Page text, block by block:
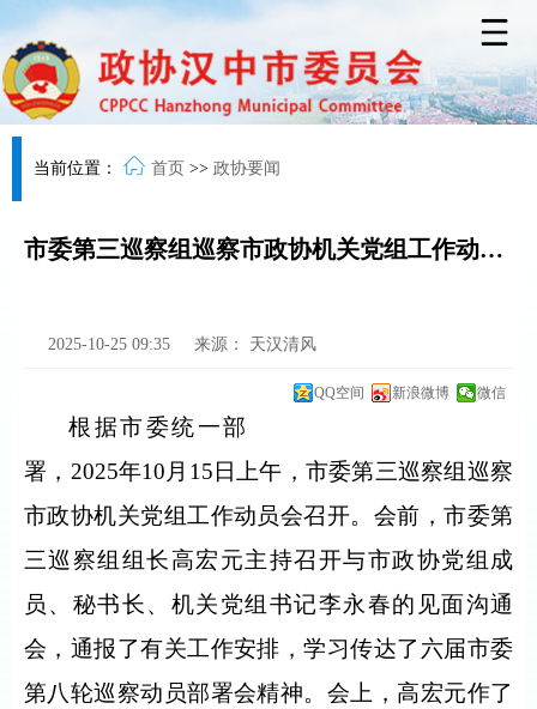
当前位置： 首页 >> 政协要闻
市委第三巡察组巡察市政协机关党组工作动员会召开
2025-10-25 09:35 来源： 天汉清风
QQ空间 新浪微博 微信
根据市委统一部
署，2025年10月15日上午，市委第三巡察组巡察
市政协机关党组工作动员会召开。会前，市委第
三巡察组组长高宏元主持召开与市政协党组成
员、秘书长、机关党组书记李永春的见面沟通
会，通报了有关工作安排，学习传达了六届市委
第八轮巡察动员部署会精神。会上，高宏元作了